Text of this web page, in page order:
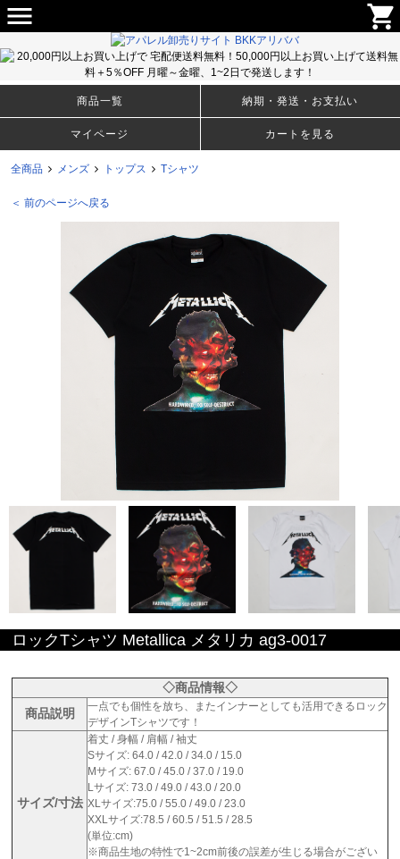
menu shopping_cart
メンズ・ウィメンズのＴシャツ、アパレルファッションから生活雑貨まで豊富な取り揃え！卸売りサイト
BKKアリババ
商品一覧 納期・発送・お支払い
マイページ カートを見る
全商品 メンズ トップス Tシャツ
＜ 前のページへ戻る
ロックTシャツ Metallica メタリカ ag3-0017
◇商品情報◇
商品説明
一点でも個性を放ち、またインナーとしても活用できるロック
デザインTシャツです！
サイズ/寸法
着丈 / 身幅 / 肩幅 / 袖丈
Sサイズ: 64.0 / 42.0 / 34.0 / 15.0
Mサイズ: 67.0 / 45.0 / 37.0 / 19.0
Lサイズ: 73.0 / 49.0 / 43.0 / 20.0
XLサイズ:75.0 / 55.0 / 49.0 / 23.0
XXLサイズ:78.5 / 60.5 / 51.5 / 28.5
(単位:cm)
※商品生地の特性で1~2cm前後の誤差が生じる場合がござい